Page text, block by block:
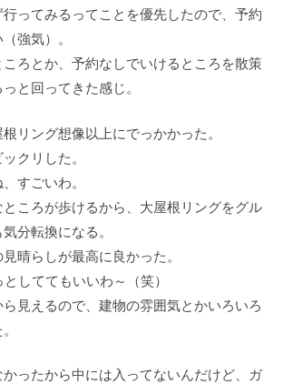
ってみるってことを優先したので、予約
強気）。
ろとか、予約なしでいけるところを散策
と回ってきた感じ。
リング想像以上にでっかかった。
クリした。
すごいわ。
ところが歩けるから、大屋根リングをグル
分転換になる。
晴らしが最高に良かった。
しててもいいわ～（笑）
見えるので、建物の雰囲気とかいろいろ
ったから中には入ってないんだけど、ガ